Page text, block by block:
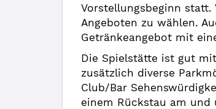
Vorstellungsbeginn
Angeboten zu wählen.
Getränkeangebot mit
Die Spielstätte ist gut
zusätzlich diverse
Club/Bar
einem Rückstau am und